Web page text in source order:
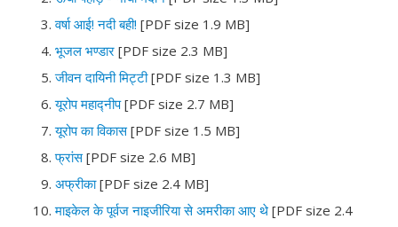
वर्षा आई! नदी बही! [PDF size 1.9 MB]
भूजल भण्डार [PDF size 2.3 MB]
जीवन दायिनी मिट्टी[PDF size 1.3 MB]
यूरोप महाद्नीप[PDF size 2.7 MB]
यूरोप का विकास[PDF size 1.5 MB]
फ्रांस[PDF size 2.6 MB]
अफ्रीका[PDF size 2.4 MB]
माइकेल के पूर्वज नाइजीरिया से अमरीका आए थे [PDF size 2.4